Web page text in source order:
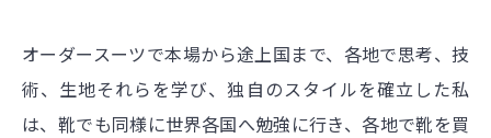
オーダースーツで本場から途上国まで、各地で思考、技
術、生地それらを学び、独自のスタイルを確立した私
は、靴でも同様に世界各国へ勉強に行き、各地で靴を買